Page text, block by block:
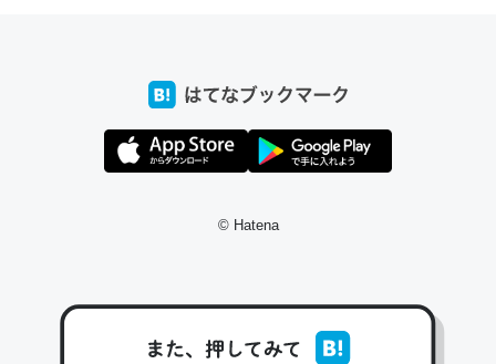
─たまにLINEするくらいだった遠方の父67歳と僕。ITツール導入で
コミュニケーションが劇的に変化した｜tayorini by LIFULL介護
私も3年前ぐらいに祖母の家に設置した。ポケットWifiみ
https://toyoshi.hatenablog.com/entry/2019/05/15/1805
© Hatena